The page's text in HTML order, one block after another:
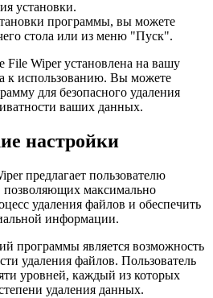
установки.
программы, вы можете
стола или из меню "Пуск".
File Wiper установлена на вашу
к использованию. Вы можете
для безопасного удаления
ваших данных.
настройки
предлагает пользователю
позволяющих максимально
удаления файлов и обеспечить
информации.
программы является возможность
удаления файлов. Пользователь
уровней, каждый из которых
удаления данных.